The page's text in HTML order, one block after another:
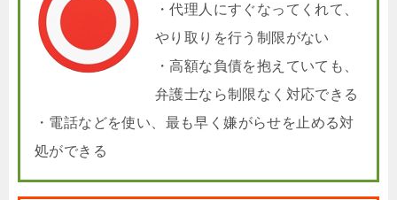
・代理人にすぐなってくれて、
やり取りを行う制限がない
・高額な負債を抱えていても、
弁護士なら制限なく対応できる
・電話などを使い、最も早く嫌がらせを止める対
処ができる